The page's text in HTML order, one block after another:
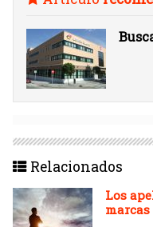
Relacionados
Los